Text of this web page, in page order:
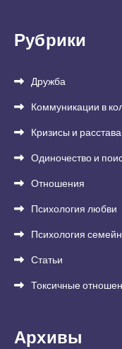
Рубрики
Дружба
Коммуникации в
Кризисы и
Одиночество и
Отношения
Психология любви
Психология
Статьи
Токсичные
Архивы